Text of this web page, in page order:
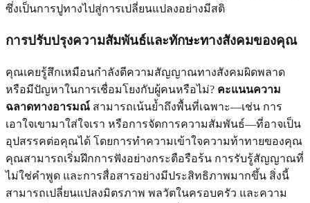
ซึ่งเป็นการปูทางไปสู่การเปลี่ยนแปลงอย่างมีสติ
การปรับปรุงความสัมพันธ์และทักษะทางสังคมของคุณ
คุณเคยรู้สึกเหมือนกำลังตีความสัญญาณทางสังคมผิดพลาด
หรือมีปัญหาในการเชื่อมโยงกับผู้คนหรือไม่? คะแนนความ
ฉลาดทางอารมณ์ สามารถเน้นย้ำถึงพื้นที่เฉพาะ—เช่น การ
เอาใจเขามาใส่ใจเรา หรือการจัดการความสัมพันธ์—ที่อาจเป็น
อุปสรรคต่อคุณได้ โดยการทำความเข้าใจความท้าทายของคุณ
คุณสามารถเริ่มฝึกการฟังอย่างกระตือรือร้น การรับรู้สัญญาณที่
ไม่ใช่คำพูด และการสื่อสารอย่างมีประสิทธิภาพมากขึ้น สิ่งนี้
สามารถเปลี่ยนแปลงมิตรภาพ พลวัตในครอบครัว และความ